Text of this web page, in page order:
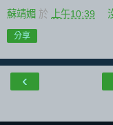
蘇靖媚 於 上午10:39
分享
‹